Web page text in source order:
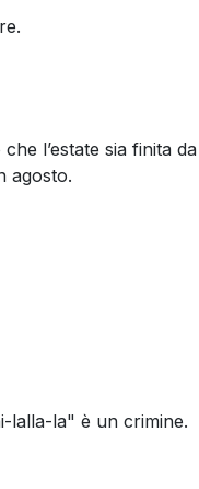
l’estate sia finita da
agosto.
lalla-la" è un crimine.